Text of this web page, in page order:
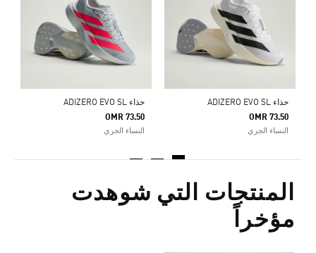
حذاء ADIZERO EVO SL
OMR 73.50
النساء الجري
حذاء ADIZERO EVO SL
OMR 73.50
النساء الجري
المنتجات التي شوهدت
مؤخراً